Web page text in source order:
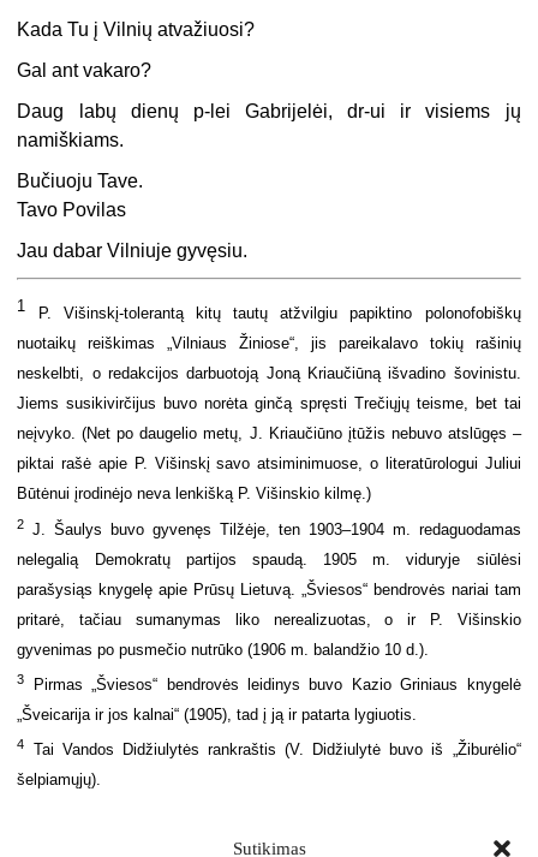
Sutikimas
Kada Tu į Vilnių atvažiuosi?
Gal ant vakaro?
Daug labų dienų p-lei Gabrijelėi, dr-ui ir visiems jų
namiškiams.
Bučiuoju Tave.
Tavo Povilas
Jau dabar Vilniuje gyvęsiu.
1
P. Višinskį-tolerantą kitų tautų atžvilgiu papiktino polonofobiškų
nuotaikų reiškimas „Vilniaus Žiniose“, jis pareikalavo tokių rašinių
neskelbti, o redakcijos darbuotoją Joną Kriaučiūną išvadino šovinistu.
Jiems susikivirčijus buvo norėta ginčą spręsti Trečiųjų teisme, bet tai
neįvyko. (Net po daugelio metų, J. Kriaučiūno įtūžis nebuvo atslūgęs –
piktai rašė apie P. Višinskį savo atsiminimuose, o literatūrologui Juliui
Būtėnui įrodinėjo neva lenkišką P. Višinskio kilmę.)
2 J. Šaulys buvo gyvenęs Tilžėje, ten 1903–1904 m. redaguodamas
nelegalią Demokratų partijos spaudą. 1905 m. viduryje siūlėsi
parašysiąs knygelę apie Prūsų Lietuvą. „Šviesos“ bendrovės nariai tam
pritarė, tačiau sumanymas liko nerealizuotas, o ir P. Višinskio
gyvenimas po pusmečio nutrūko (1906 m. balandžio 10 d.).
3
Pirmas „Šviesos“ bendrovės leidinys buvo Kazio Griniaus knygelė
„Šveicarija ir jos kalnai“ (1905), tad į ją ir patarta lygiuotis.
4
Tai Vandos Didžiulytės rankraštis (V. Didžiulytė buvo iš „Žiburėlio“
šelpiamųjų).